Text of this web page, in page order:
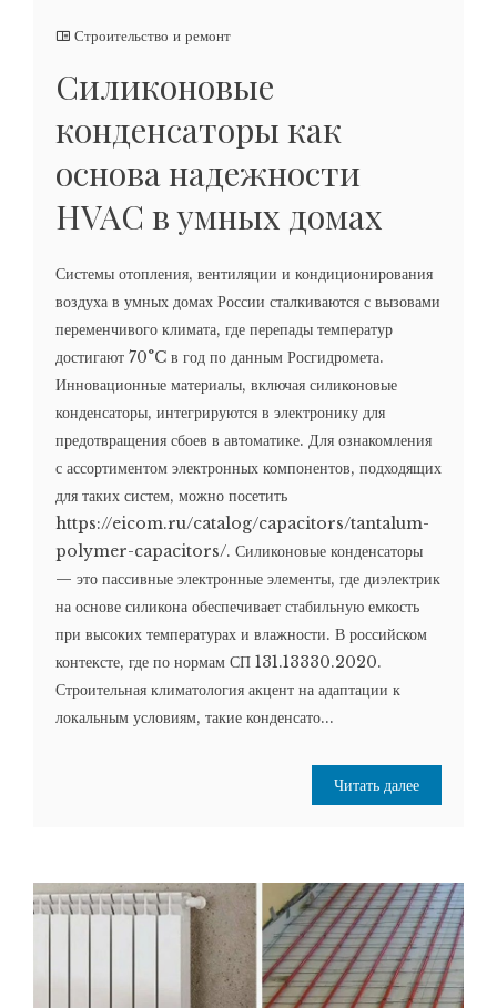
Строительство и ремонт
Силиконовые
конденсаторы как
основа надежности
HVAC в умных домах
Системы отопления, вентиляции и кондиционирования
воздуха в умных домах России сталкиваются с вызовами
переменчивого климата, где перепады температур
достигают 70°C в год по данным Росгидромета.
Инновационные материалы, включая силиконовые
конденсаторы, интегрируются в электронику для
предотвращения сбоев в автоматике. Для ознакомления
с ассортиментом электронных компонентов, подходящих
для таких систем, можно посетить
https://eicom.ru/catalog/capacitors/tantalum-
polymer-capacitors/. Силиконовые конденсаторы
— это пассивные электронные элементы, где диэлектрик
на основе силикона обеспечивает стабильную емкость
при высоких температурах и влажности. В российском
контексте, где по нормам СП 131.13330.2020.
Строительная климатология акцент на адаптации к
локальным условиям, такие конденсато...
Читать далее